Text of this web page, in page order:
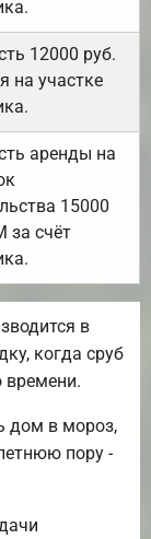
12000 руб.
на участке
аренды на
15000
за счёт
в
когда сруб
времени.
дом в мороз,
пору -